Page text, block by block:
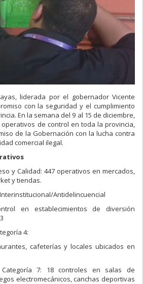
liderada por el gobernador Vicente
con la seguridad y el cumplimiento
En la semana del 9 al 15 de diciembre,
operativos de control en toda la provincia,
de la Gobernación con la lucha contra
comercial ilegal.
y Calidad: 447 operativos en mercados,
y tiendas.
Antidelincuencial
en establecimientos de diversión
4:
cafeterías y locales ubicados en
7: 18 controles en salas de
electromecánicos, canchas deportivas